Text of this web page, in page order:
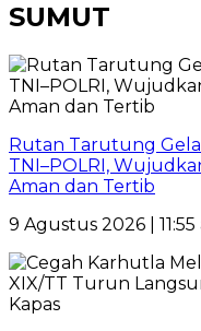
SUMUT
Rutan Tarutung
TNI–POLRI,
Aman dan Tertib
9 Agustus 2026 |